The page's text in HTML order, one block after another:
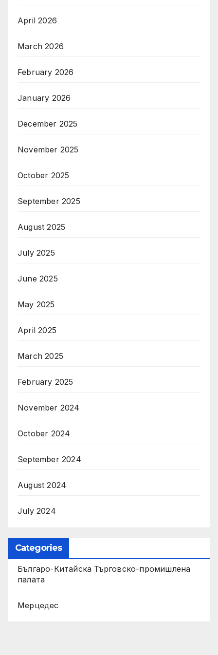
April 2026
March 2026
February 2026
January 2026
December 2025
November 2025
October 2025
September 2025
August 2025
July 2025
June 2025
May 2025
April 2025
March 2025
February 2025
November 2024
October 2024
September 2024
August 2024
July 2024
Categories
Българо-Китайска Търговско-промишлена
палaта
Мерцедес